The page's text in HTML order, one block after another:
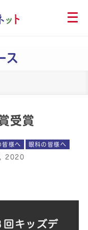
メ
ニ
ス
受賞
皆様へ 眼科の皆様へ
2020
回キッズデ